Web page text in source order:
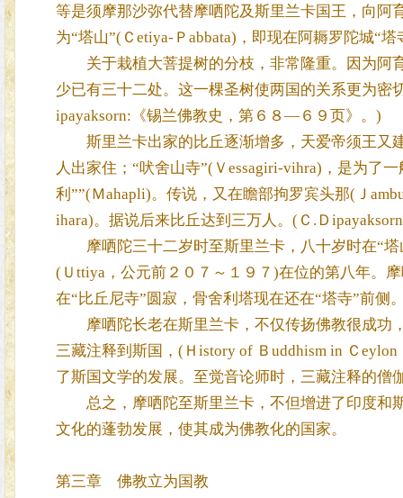
等是须摩那沙弥代替摩哂陀及斯里兰卡国王，向阿
为“塔山”(Ｃetiya-Ｐabbata)，即现在阿耨罗陀城“
关于栽植大菩提树的分枝，非常隆重。因为阿
少已有三十二处。这一棵圣树使两国的关系更为
ipayaksorn:《锡兰佛教史，第６８—６９页》。)
斯里兰卡出家的比丘逐渐增多，天爱帝须王又建
人出家住；“吠舍山寺”(Ｖessagiri-vihra)，是为了
利””(Ｍahapli)。传说，又在瞻部拘罗宾头那(Ｊ
ihara)。据说后来比丘达到三万人。(Ｃ.Ｄ
摩哂陀三十二岁时至斯里兰卡，八十岁时在“塔
(Ｕttiya，公元前２０７～１９７)在位的第八年。
在“比丘尼寺”圆寂，骨舍利塔现在还在“塔寺”前侧
摩哂陀长老在斯里兰卡，不仅传扬佛教很成功
三藏注释到斯国，(Ｈistory of Ｂuddhism in Ｃ
了斯国文学的发展。至觉音论师时，三藏注释的僧
总之，摩哂陀至斯里兰卡，不但增进了印度和
文化的蓬勃发展，使其成为佛教化的国家。
第三章 佛教立为国教